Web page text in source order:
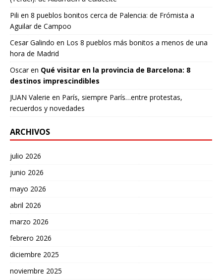
Pili en 8 pueblos bonitos cerca de Palencia: de Frómista a
Aguilar de Campoo
Cesar Galindo en Los 8 pueblos más bonitos a menos de una
hora de Madrid
Oscaren Qué visitar en la provincia de Barcelona: 8
destinos imprescindibles
JUAN Valerie en París, siempre París…entre protestas,
recuerdos y novedades
ARCHIVOS
julio 2026
junio 2026
mayo 2026
abril 2026
marzo 2026
febrero 2026
diciembre 2025
noviembre 2025